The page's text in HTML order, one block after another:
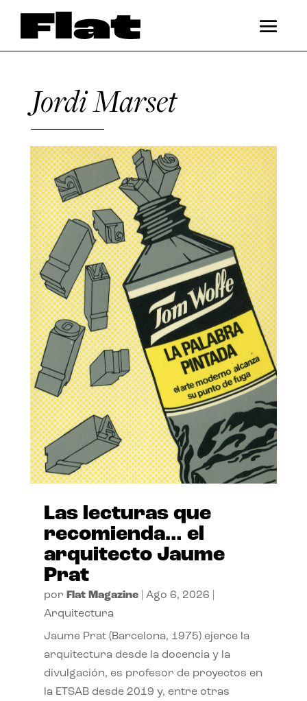
Jordi Marset
Las lecturas que
recomienda… el
arquitecto Jaume
Prat
por Flat Magazine| Ago 6, 2026
Arquitectura
Jaume Prat (Barcelona, 1975) ejerce la
arquitectura desde la docencia y la
divulgación, es profesor de proyectos en
la ETSAB desde 2019 y, entre otras